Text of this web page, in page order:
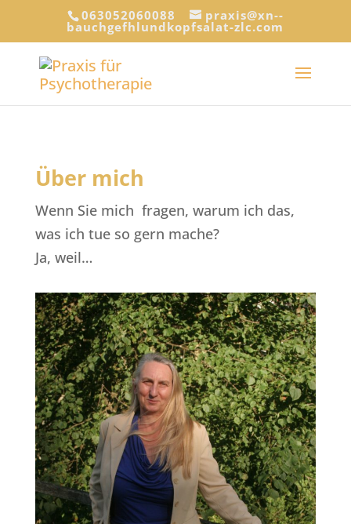
063052060088 praxis@xn--
bauchgefhlundkopfsalat-zlc.com
Über mich
Wenn Sie mich fragen, warum ich das,
was ich tue so gern mache?
Ja, weil…